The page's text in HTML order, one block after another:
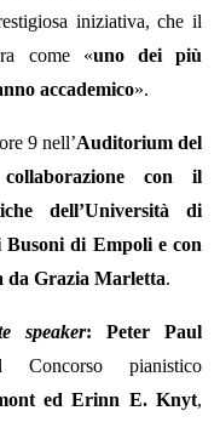
iniziativa, che il
come «uno dei più
accademico».
9 nell’Auditorium del
collaborazione con il
dell’Università di
di Empoli e con
da Grazia Marletta.
speaker: Peter Paul
pianistico
ed Erinn E. Knyt,